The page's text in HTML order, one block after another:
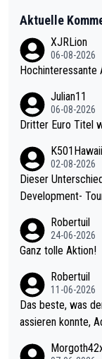
Aktuelle
XJRLion
06-08-2026
Hochinteressante
Julian11
06-08-2026
Dritter Euro Titel
K501Hawaii
02-08-2026
Dieser Unterschied im
Development-
mal 40+ erst recht. Da gewinnst keinen Blumentopf - ist ja noc
h krasser wie ein Pokalspiel eines Kreisligisten vs einem Bund
Robertuil
24-06-2026
Ganz tolle Aktion!
Robertuil
11-06-2026
Das beste, was
assieren konnte,